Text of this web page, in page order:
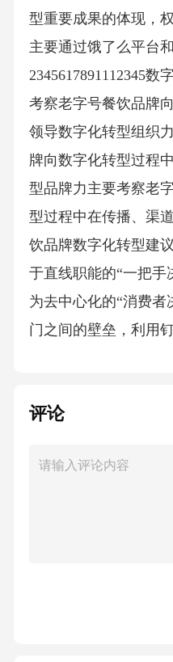
型重要成果的体现，
主要通过饿了么平台
2345617891112345数
考察老字号餐饮品牌
领导数字化转型组织
牌向数字化转型过程
型品牌力主要考察老
型过程中在传播、渠
饮品牌数字化转型建
于直线职能的“一把手
为去中心化的“消费者
门之间的壁垒，利用
技术的发展使得品牌
思维转化为以用户为
型案例6.1杏花楼：
字6.2大富贵酒楼：
评论